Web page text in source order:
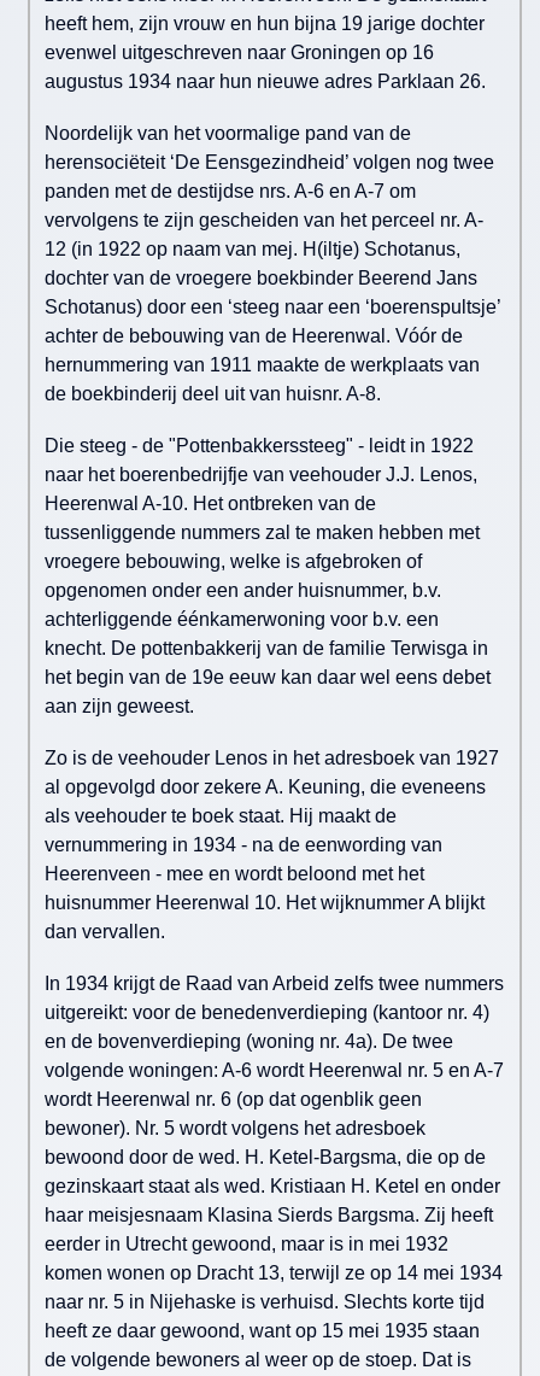
heeft hem, zijn vrouw en hun bijna 19 jarige dochter
evenwel uitgeschreven naar Groningen op 16
augustus 1934 naar hun nieuwe adres Parklaan 26.
Noordelijk van het voormalige pand van de
herensociëteit ‘De Eensgezindheid’ volgen nog twee
panden met de destijdse nrs. A-6 en A-7 om
vervolgens te zijn gescheiden van het perceel nr. A-
12 (in 1922 op naam van mej. H(iltje) Schotanus,
dochter van de vroegere boekbinder Beerend Jans
Schotanus) door een ‘steeg naar een ‘boerenspultsje’
achter de bebouwing van de Heerenwal. Vóór de
hernummering van 1911 maakte de werkplaats van
de boekbinderij deel uit van huisnr. A-8.
Die steeg - de "Pottenbakkerssteeg" - leidt in 1922
naar het boerenbedrijfje van veehouder J.J. Lenos,
Heerenwal A-10. Het ontbreken van de
tussenliggende nummers zal te maken hebben met
vroegere bebouwing, welke is afgebroken of
opgenomen onder een ander huisnummer, b.v.
achterliggende éénkamerwoning voor b.v. een
knecht. De pottenbakkerij van de familie Terwisga in
het begin van de 19e eeuw kan daar wel eens debet
aan zijn geweest.
Zo is de veehouder Lenos in het adresboek van 1927
al opgevolgd door zekere A. Keuning, die eveneens
als veehouder te boek staat. Hij maakt de
vernummering in 1934 - na de eenwording van
Heerenveen - mee en wordt beloond met het
huisnummer Heerenwal 10. Het wijknummer A blijkt
dan vervallen.
In 1934 krijgt de Raad van Arbeid zelfs twee nummers
uitgereikt: voor de benedenverdieping (kantoor nr. 4)
en de bovenverdieping (woning nr. 4a). De twee
volgende woningen: A-6 wordt Heerenwal nr. 5 en A-7
wordt Heerenwal nr. 6 (op dat ogenblik geen
bewoner). Nr. 5 wordt volgens het adresboek
bewoond door de wed. H. Ketel-Bargsma, die op de
gezinskaart staat als wed. Kristiaan H. Ketel en onder
haar meisjesnaam Klasina Sierds Bargsma. Zij heeft
eerder in Utrecht gewoond, maar is in mei 1932
komen wonen op Dracht 13, terwijl ze op 14 mei 1934
naar nr. 5 in Nijehaske is verhuisd. Slechts korte tijd
heeft ze daar gewoond, want op 15 mei 1935 staan
de volgende bewoners al weer op de stoep. Dat is